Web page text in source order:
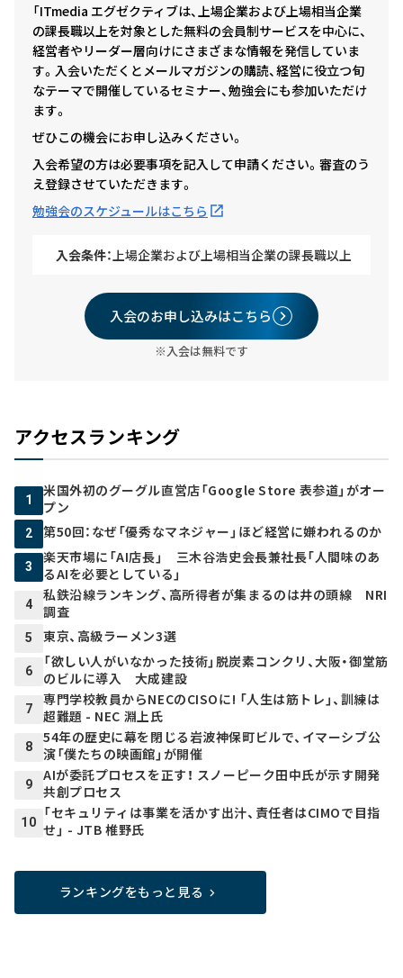
「ITmedia エグゼクティブは、上場企業および上場相当企業
の課長職以上を対象とした無料の会員制サービスを中心に、
経営者やリーダー層向けにさまざまな情報を発信していま
す。入会いただくとメールマガジンの購読、経営に役立つ旬
なテーマで開催しているセミナー、勉強会にも参加いただけ
ます。
ぜひこの機会にお申し込みください。
入会希望の方は必要事項を記入して申請ください。審査のう
え登録させていただきます。
勉強会のスケジュールはこちら
入会条件： 上場企業および上場相当企業の課長職以上
入会のお申し込みはこちら
※入会は無料です
アクセスランキング
1
米国外初のグーグル直営店「Google Store 表参道」がオー
プン
2 第50回：なぜ「優秀なマネジャー」ほど経営に嫌われるのか
3
楽天市場に「AI店長」 三木谷浩史会長兼社長「人間味のあ
るAIを必要としている」
4
私鉄沿線ランキング、高所得者が集まるのは井の頭線 NRI
調査
5 東京、高級ラーメン3選
6
「欲しい人がいなかった技術」脱炭素コンクリ、大阪・御堂筋
のビルに導入 大成建設
7
専門学校教員からNECのCISOに! 「人生は筋トレ」、訓練は
超難題 - NEC 淵上氏
8
54年の歴史に幕を閉じる岩波神保町ビルで、イマーシブ公
演「僕たちの映画館」が開催
9
AIが委託プロセスを正す！ スノーピーク田中氏が示す開発
共創プロセス
10
「セキュリティは事業を活かす出汁、責任者はCIMOで目指
せ」 - JTB 椎野氏
ランキングをもっと見る